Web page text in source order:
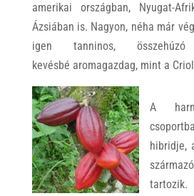
amerikai országban, Nyugat-
Ázsiában is. Nagyon, néha már
igen tanninos,
kevésbé aromagazdag, mint a
A
hibridje,